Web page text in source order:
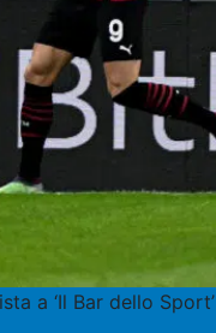
a ‘Il Bar dello Sport’